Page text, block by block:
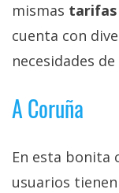
Informático
(CC) 2006-
derechos
mismas tarifas
cuenta con
necesidades
A Coruña
En esta bonita
usuarios